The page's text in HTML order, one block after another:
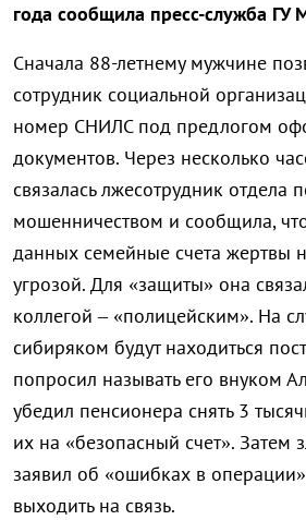
года сообщила пресс-служба
Сначала 88-летнему мужчине
сотрудник социальной
номер СНИЛС под предлогом
документов. Через несколько
связалась лжесотрудник отдела
мошенничеством и сообщила,
данных семейные счета жертвы
угрозой. Для «защиты» она
коллегой – «полицейским». На
сибиряком будут находиться
попросил называть его внуком
убедил пенсионера снять 3
их на «безопасный счет». Затем
заявил об «ошибках в
выходить на связь.